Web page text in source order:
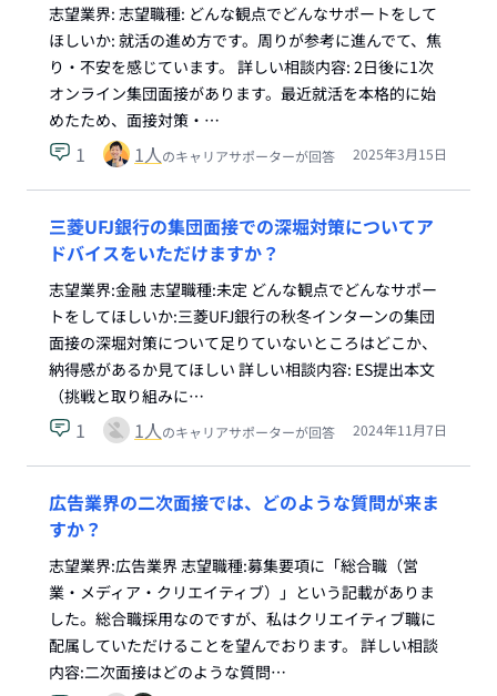
志望業界: 志望職種: どんな観点でどんなサポートをして
ほしいか: 就活の進め方です。周りが参考に進んでて、焦
り・不安を感じています。 詳しい相談内容: 2日後に1次
オンライン集団面接があります。最近就活を本格的に始
めたため、面接対策・…
1 1人のキャリアサポーターが回答 2025年3月15日
三菱UFJ銀行の集団面接での深堀対策についてア
ドバイスをいただけますか？
志望業界:金融 志望職種:未定 どんな観点でどんなサポー
トをしてほしいか:三菱UFJ銀行の秋冬インターンの集団
面接の深堀対策について足りていないところはどこか、
納得感があるか見てほしい 詳しい相談内容: ES提出本文
（挑戦と取り組みに…
1 1人のキャリアサポーターが回答 2024年11月7日
広告業界の二次面接では、どのような質問が来ま
すか？
志望業界:広告業界 志望職種:募集要項に「総合職（営
業・メディア・クリエイティブ）」という記載がありま
した。総合職採用なのですが、私はクリエイティブ職に
配属していただけることを望んでおります。 詳しい相談
内容:二次面接はどのような質問…